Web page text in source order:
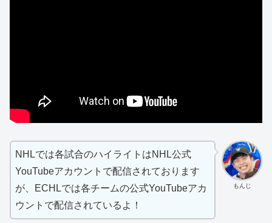
もんじ
NHLでは各試合のハイライトはNHL公式
YouTubeアカウントで配信されております
が、ECHLでは各チームの公式YouTubeアカ
ウントで配信されているよ！